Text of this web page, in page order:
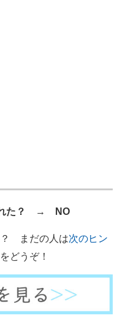
た？ → NO
まだの人は次のヒン
をどうぞ！